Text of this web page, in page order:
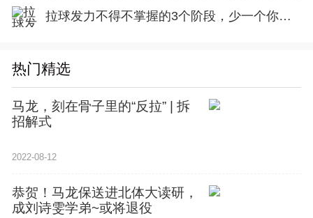
拉球发力不得不掌握的3个阶段，少一个你的质量都上不去！
热门精选
马龙，刻在骨子里的“反拉” | 拆
招解式
2022-08-12
恭贺！马龙保送进北体大读研，
成刘诗雯学弟~或将退役